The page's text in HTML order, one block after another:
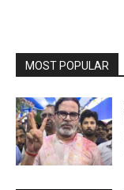
MOST POPULAR